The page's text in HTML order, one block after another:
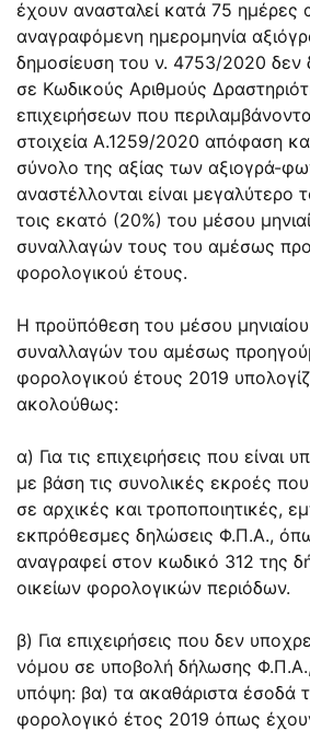
έχουν ανασταλεί κατά 75 ημέρες
αναγραφόμενη ημερομηνία
δημοσίευση του ν. 4753/2020 δεν
σε Κωδικούς Αριθμούς
επιχειρήσεων που
στοιχεία Α.1259/2020 απόφαση
σύνολο της αξίας των αξιογρά-
αναστέλλονται είναι μεγαλύτερο
τοις εκατό (20%) του μέσου
συναλλαγών τους του αμέσως
φορολογικού έτους.
Η προϋπόθεση του μέσου
συναλλαγών του αμέσως
φορολογικού έτους 2019
ακολούθως:
α) Για τις επιχειρήσεις που είναι
με βάση τις συνολικές εκροές
σε αρχικές και τροποποιητικές,
εκπρόθεσμες δηλώσεις Φ.Π.Α.,
αναγραφεί στον κωδικό 312 της
οικείων φορολογικών περιόδων.
β) Για επιχειρήσεις που δεν
νόμου σε υποβολή δήλωσης
υπόψη: βα) τα ακαθάριστα έσοδά
φορολογικό έτος 2019 όπως